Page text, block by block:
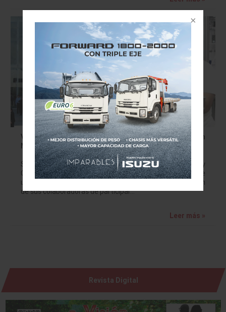
Volkswagen de México se une se une al paro Un Día Sin
Mujeres
Suspenderá operaciones en sus plantas de Puebla y
Guanajuato. Volkswagen de México informó a través de
un comunicado que la empresa respalda la libre decisión
de sus colaboradoras de participar…
Leer más »
Revista Digital